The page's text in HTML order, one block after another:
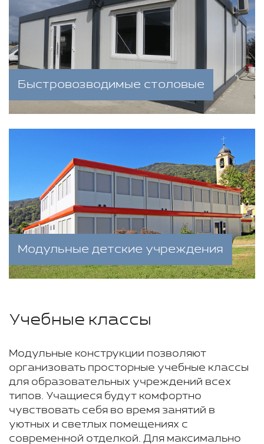
Быстровозводимые столовые
Модульные детские учреждения
Учебные классы
Модульные конструкции позволяют
организовать просторные учебные классы
для образовательных учреждений всех
типов. Учащиеся будут комфортно
чувствовать себя во время занятий в
уютных и светлых помещениях с
современной отделкой. Для максимально